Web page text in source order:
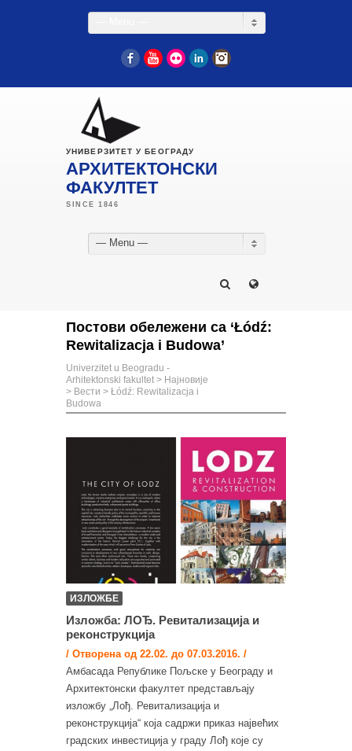
FacebookYouTube
Flickr LinkedIn
УНИВЕРЗИТЕТ У БЕОГРАДУ
АРХИТЕКТОНСКИ
ФАКУЛТЕТ
— Menu —
Постови обележени са ‘Łódź:
Rewitalizacja i Budowa’
Univerzitet u Beogradu -
Arhitektonski fakultet > Најновије
> Вести > Łódź: Rewitalizacja i
Budowa
ИЗЛОЖБЕ
Изложба: ЛОЂ. Ревитализација и
реконструкција
/ Отворена од 22.02. до 07.03.2016. /
Амбасада Републике Пољске у Београду и
Архитектонски факултет представљају
изложбу „Лођ. Ревитализација и
реконструкција“ која садржи приказ највећих
градских инвестиција у граду Лођ које су